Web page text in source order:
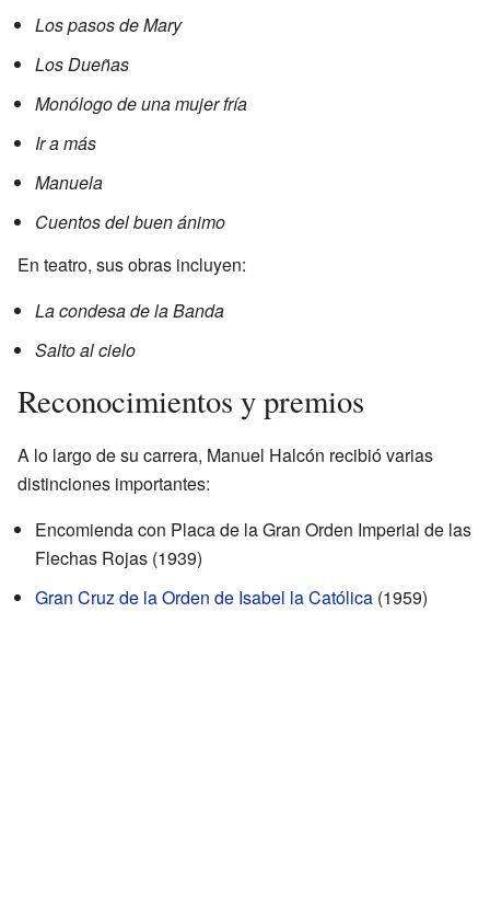
Los pasos de Mary
Los Dueñas
Monólogo de una mujer fría
Ir a más
Manuela
Cuentos del buen ánimo
En teatro, sus obras incluyen:
La condesa de la Banda
Salto al cielo
Reconocimientos y premios
A lo largo de su carrera, Manuel Halcón recibió varias
distinciones importantes:
Encomienda con Placa de la Gran Orden Imperial de las
Flechas Rojas (1939)
Gran Cruz de la Orden de Isabel la Católica (1959)